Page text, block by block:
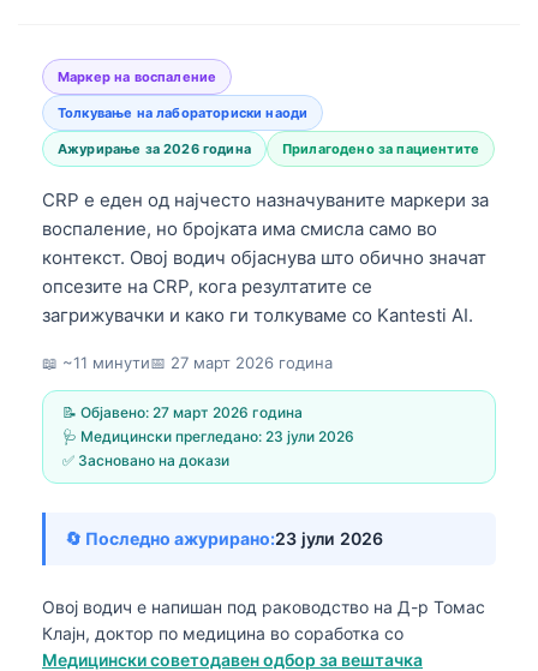
Маркер на воспаление
Толкување на лабораториски наоди
Ажурирање за 2026 година Прилагодено за пациентите
CRP е еден од најчесто назначуваните маркери за
воспаление, но бројката има смисла само во
контекст. Овој водич објаснува што обично значат
опсезите на CRP, кога резултатите се
загрижувачки и како ги толкуваме со Kantesti AI.
📖 ~11 минути📅 27 март 2026 година
📝 Објавено: 27 март 2026 година
🩺 Медицински прегледано: 23 јули 2026
✅ Засновано на докази
🔄 Последно ажурирано:23 јули 2026
Овој водич е напишан под раководство на Д-р Томас
Клајн, доктор по медицина во соработка со
Медицински советодавен одбор за вештачка